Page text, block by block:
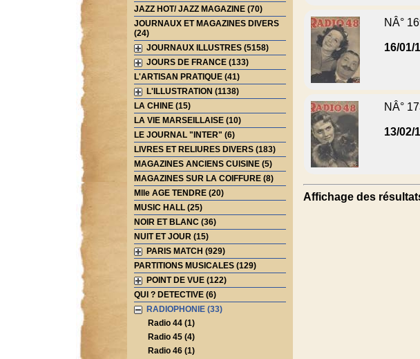
JAZZ HOT/ JAZZ MAGAZINE (70)
JOURNAUX ET MAGAZINES DIVERS
(24)
JOURNAUX ILLUSTRES (5158)
JOURS DE FRANCE (133)
L'ARTISAN PRATIQUE (41)
L'ILLUSTRATION (1138)
LA CHINE (15)
LA VIE MARSEILLAISE (10)
LE JOURNAL "INTER" (6)
LIVRES ET RELIURES DIVERS (183)
MAGAZINES ANCIENS CUISINE (5)
MAGAZINES SUR LA COIFFURE (8)
Mlle AGE TENDRE (20)
MUSIC HALL (25)
NOIR ET BLANC (36)
NUIT ET JOUR (15)
PARIS MATCH (929)
PARTITIONS MUSICALES (129)
POINT DE VUE (122)
QUI ? DETECTIVE (6)
RADIOPHONIE (33)
Radio 44 (1)
Radio 45 (4)
Radio 46 (1)
NÂ°
16/01/
NÂ°
13/02/
Affichage des